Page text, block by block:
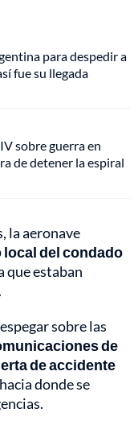
para despedir a
fue su llegada
sobre guerra en
de detener la espiral
la aeronave
local del condado
que estaban
sobre las
de
de accidente
donde se